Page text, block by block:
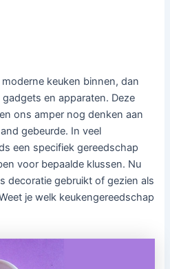
keuken binnen, dan
en apparaten. Deze
ons amper nog denken aan
gebeurde. In veel
een specifiek gereedschap
voor bepaalde klussen. Nu
decoratie gebruikt of gezien als
je welk keukengereedschap